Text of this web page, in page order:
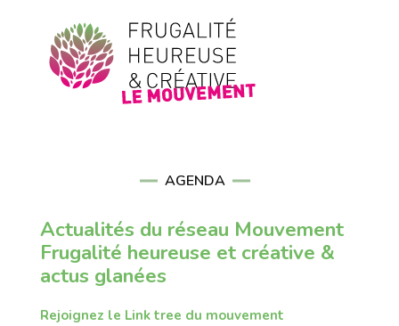
AGENDA
Actualités du réseau Mouvement
Frugalité heureuse et créative &
actus glanées
Rejoignez le Link tree du mouvement